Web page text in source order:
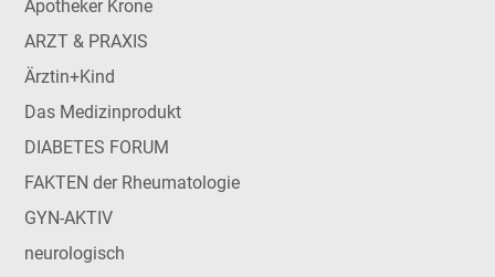
Apotheker Krone
ARZT & PRAXIS
Ärztin+Kind
Das Medizinprodukt
DIABETES FORUM
FAKTEN der Rheumatologie
GYN-AKTIV
neurologisch